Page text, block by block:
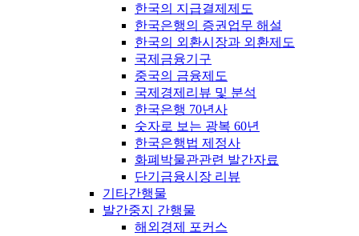
한국의 지급결제제도
한국은행의 증권업무 해설
한국의 외환시장과 외환제도
국제금융기구
중국의 금융제도
국제경제리뷰 및 분석
한국은행 70년사
숫자로 보는 광복 60년
한국은행법 제정사
화폐박물관관련 발간자료
단기금융시장 리뷰
기타간행물
발간중지 간행물
해외경제 포커스